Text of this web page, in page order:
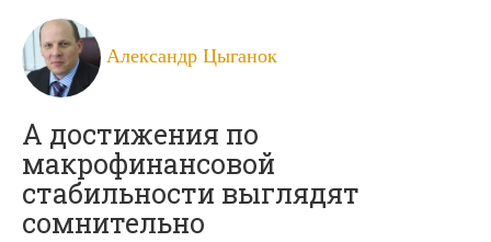
Александр Цыганок
А достижения по
макрофинансовой
стабильности выглядят
сомнительно